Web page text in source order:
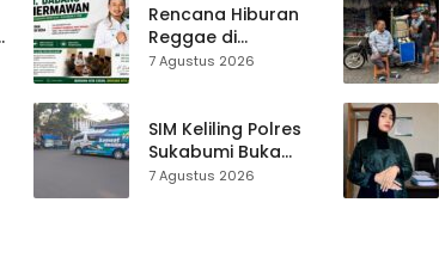
Rencana Hiburan
Reggae di
Purwasedar
Turun Memfasilitasi
Musyawarah
7 Agustus 2026
SIM Keliling Polres
Sukabumi Buka
Layanan di
7 Agustus 2026